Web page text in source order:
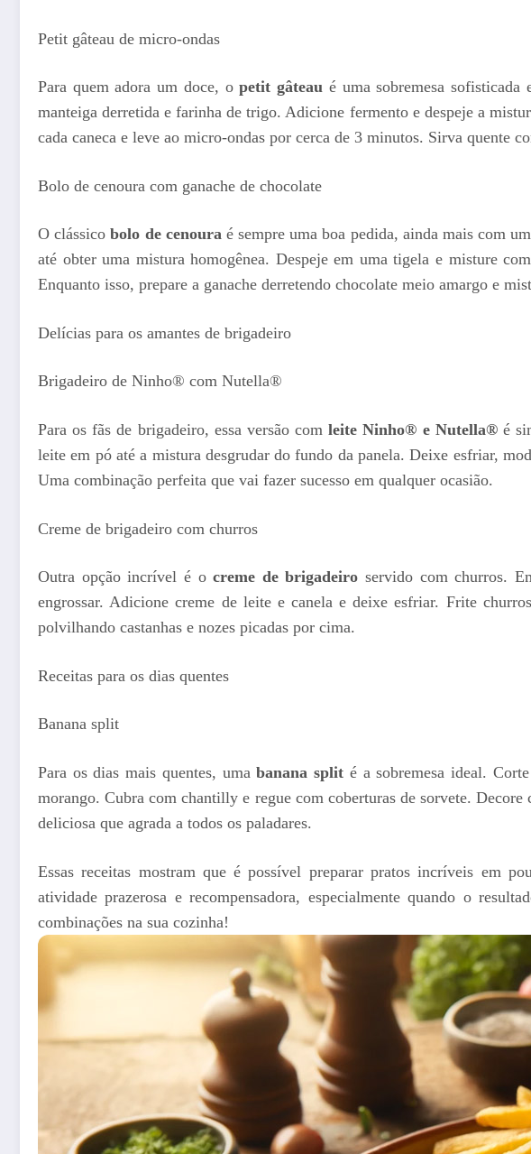
Petit gâteau de micro-ondas
Para quem adora um doce, opetit gâteau é uma sobremesa
manteiga derretida e farinha de trigo. Adicione fermento e despeje a
cada caneca e leve ao micro-ondas por cerca de 3 minutos. Sirva quente
Bolo de cenoura com ganache de chocolate
O clássicobolo de cenouraé sempre uma boa pedida, ainda mais com
até obter uma mistura homogênea. Despeje em uma tigela e misture
Enquanto isso, prepare a ganache derretendo chocolate meio amargo e
Delícias para os amantes de brigadeiro
Brigadeiro de Ninho® com Nutella®
Para os fãs de brigadeiro, essa versão comleite Ninho® e Nutella®é
leite em pó até a mistura desgrudar do fundo da panela. Deixe esfriar,
Uma combinação perfeita que vai fazer sucesso em qualquer ocasião.
Creme de brigadeiro com churros
Outra opção incrível é ocreme de brigadeiro servido com churros.
engrossar. Adicione creme de leite e canela e deixe esfriar. Frite
polvilhando castanhas e nozes picadas por cima.
Receitas para os dias quentes
Banana split
Para os dias mais quentes, umabanana split é a sobremesa ideal.
morango. Cubra com chantilly e regue com coberturas de sorvete.
deliciosa que agrada a todos os paladares.
Essas receitas mostram que é possível preparar pratos incríveis em
atividade prazerosa e recompensadora, especialmente quando o
combinações na sua cozinha!